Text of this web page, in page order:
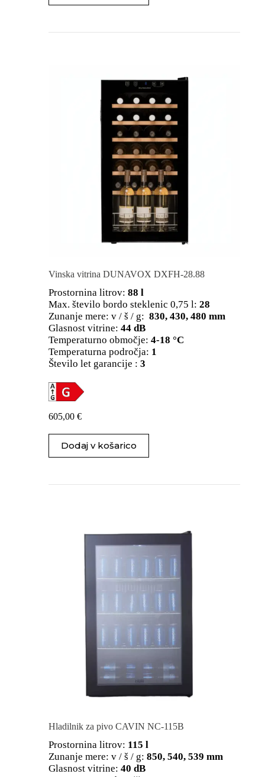
Vinska vitrina DUNAVOX DXFH-28.88
Prostornina litrov: 88 l
Max. število bordo steklenic 0,75 l: 28
Zunanje mere: v / š / g: 830, 430, 480 mm
Glasnost vitrine: 44 dB
Temperaturno območje: 4-18 °C
Temperaturna področja: 1
Število let garancije : 3
605,00 €
Dodaj v košarico
Hladilnik za pivo CAVIN NC-115B
Prostornina litrov: 115 l
Zunanje mere: v / š / g: 850, 540, 539 mm
Glasnost vitrine: 40 dB